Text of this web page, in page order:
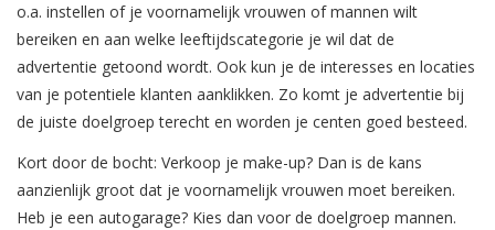
o.a. instellen of je voornamelijk vrouwen of mannen wilt
bereiken en aan welke leeftijdscategorie je wil dat de
advertentie getoond wordt. Ook kun je de interesses en locaties
van je potentiele klanten aanklikken. Zo komt je advertentie bij
de juiste doelgroep terecht en worden je centen goed besteed.
Kort door de bocht: Verkoop je make-up? Dan is de kans
aanzienlijk groot dat je voornamelijk vrouwen moet bereiken.
Heb je een autogarage? Kies dan voor de doelgroep mannen.